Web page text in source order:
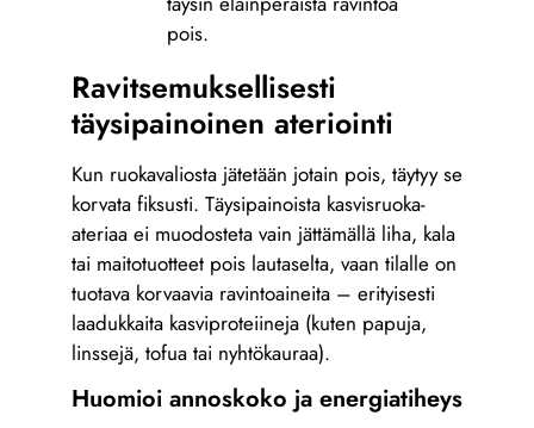
pois.
Ravitsemuksellisesti
täysipainoinen ateriointi
Kun ruokavaliosta jätetään jotain pois, täytyy se
korvata fiksusti. Täysipainoista kasvisruoka-
ateriaa ei muodosteta vain jättämällä liha, kala
tai maitotuotteet pois lautaselta, vaan tilalle on
tuotava korvaavia ravintoaineita – erityisesti
laadukkaita kasviproteiineja (kuten papuja,
linssejä, tofua tai nyhtökauraa).
Huomioi annoskoko ja energiatiheys